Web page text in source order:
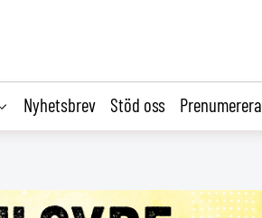
Nyhetsbrev Stöd oss Prenumerera